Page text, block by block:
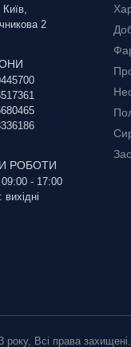
2
РОБОТИ
- 17:00
Всі права захищені.